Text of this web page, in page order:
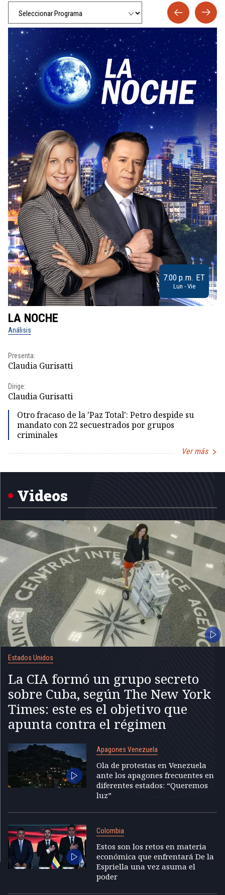
7:00 p.m. ET
Lun - Vie
LA NOCHE
Análisis
Presenta:
Claudia Gurisatti
Dirige:
Claudia Gurisatti
Otro fracaso de la 'Paz Total': Petro despide su
mandato con 22 secuestrados por grupos
criminales
Ver más
1
Videos
Estados Unidos
La CIA formó un grupo secreto
sobre Cuba, según The New York
Times: este es el objetivo que
apunta contra el régimen
Apagones Venezuela
Ola de protestas en Venezuela
ante los apagones frecuentes en
diferentes estados: “Queremos
luz”
Colombia
Estos son los retos en materia
económica que enfrentará De la
Espriella una vez asuma el
poder